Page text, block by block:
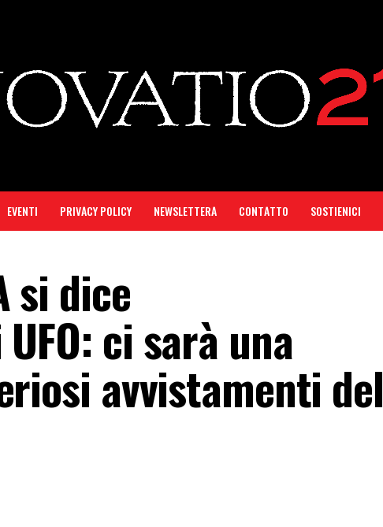
EVENTI PRIVACY POLICY NEWSLETTERA CONTATTO SOSTIENICI
si dice
ci sarà una
avvistamenti del